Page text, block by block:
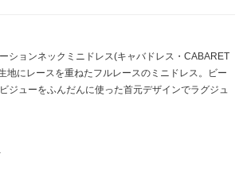
ションネックミニドレス(キャバドレス・CABARET
地にレースを重ねたフルレースのミニドレス。ビー
ジューをふんだんに使った首元デザインでラグジュ